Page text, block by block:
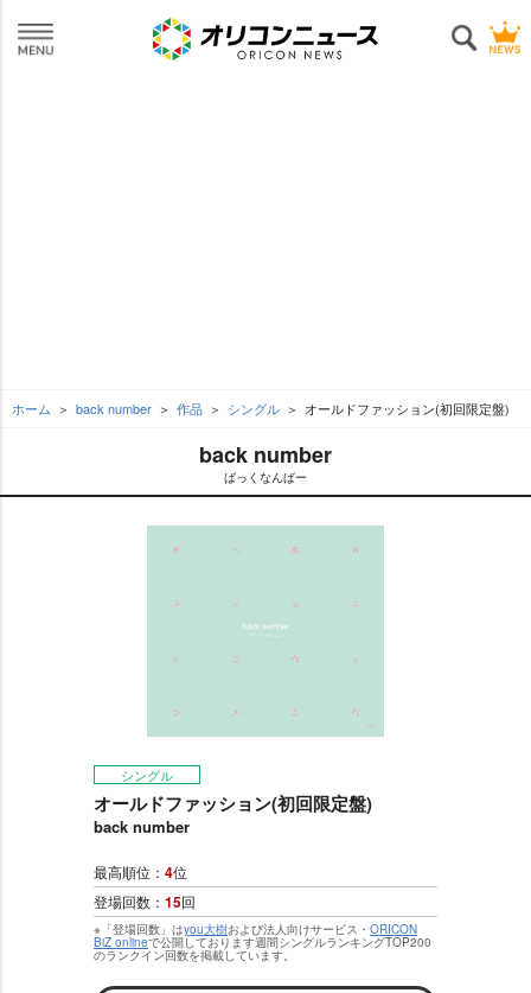
ホーム back number 作品 シングル オールドファッション(初回限定盤)
back number
ばっくなんばー
シングル
オールドファッション(初回限定盤)
back number
最高順位： 4位
登場回数： 15回
※「登場回数」はyou大樹および法人向けサービス・ ORICON
BiZ onlineで公開しております週間シングルランキングTOP200
のランクイン回数を掲載しています。